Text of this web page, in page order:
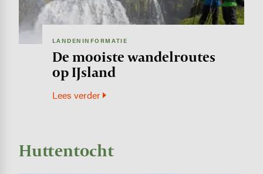
LANDENINFORMATIE
De mooiste wandelroutes
op IJsland
Lees verder
Huttentocht